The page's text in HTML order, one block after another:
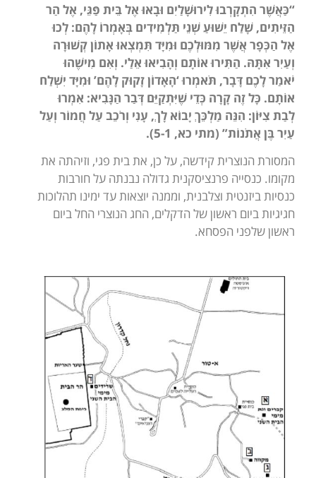
“כַּאֲשֶׁר הִתְקָרְבוּ לִירוּשָׁלַיִם וּבָאוּ אֶל בֵּית פַּגֵּי, אֶל הַר
הַזֵּיתִים, שָׁלַח יֵשׁוּעַ שְׁנֵי תַּלְמִידִים בְּאָמְרוֹ לָהֶם: לְכוּ
אֶל הַכְּפָר אֲשֶׁר מִמּוּלְכֶם וּמִיָּד תִּמְצְאוּ אָתוֹן קְשׁוּרָה
וְעַיִר אִתָּהּ. הַתִּירוּ אוֹתָם וְהָבִיאוּ אֵלַי. וְאִם מִישֶׁהוּ
יֹאמַר לָכֶם דָּבָר, תֹּאמְרוּ ‘הָאָדוֹן זָקוּק לָהֶם’ וּמִיָּד יִשְׁלַח
אוֹתָם. כָּל זֶה קָרָה כְּדֵי שֶׁיִּתְקַיֵּם דְּבַר הַנָּבִיא: אִמְרוּ
לְבַת צִיּוֹן: הִנֵּה מַלְכֵּךְ יָבוֹא לָךְ, עָנִי וְרֹכֵב עַל חֲמוֹר וְעַל
עַיִר בֶּן אֲתֹנוֹת” (מתי כא, 5-1).
המסורת הנוצרית קידשה, על כן, את בית פגי, וזיהתה את
מקומו. כנסייה פרנציסקנית גדולה נבנתה על חורבות
כנסיות ביזנטית וצלבנית, וממנה יוצאות עד ימינו תהלוכות
חגיגיות ביום ראשון של הדקלים, החג הנוצרי החל ביום
ראשון שלפני הפסחא.